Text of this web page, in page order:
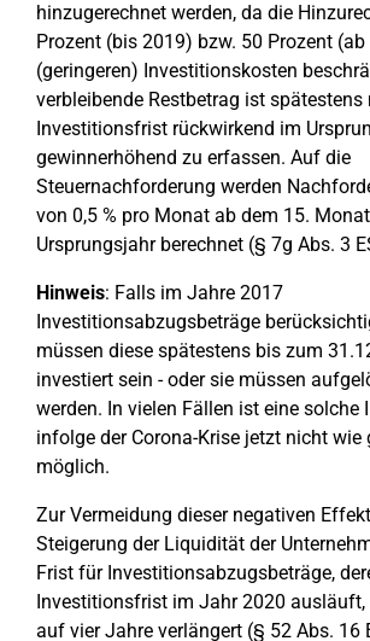
hinzugerechnet werden, da die
Prozent (bis 2019) bzw. 50 Prozent
(geringeren) Investitionskosten
verbleibende Restbetrag ist
Investitionsfrist rückwirkend im
gewinnerhöhend zu erfassen. Auf die
Steuernachforderung werden
von 0,5 % pro Monat ab dem 15.
Ursprungsjahr berechnet (§ 7g Abs. 3
Hinweis: Falls im Jahre 2017
Investitionsabzugsbeträge
müssen diese spätestens bis zum
investiert sein - oder sie müssen
werden. In vielen Fällen ist eine solche
infolge der Corona-Krise jetzt nicht wie
möglich.
Zur Vermeidung dieser negativen
Steigerung der Liquidität der
Frist für Investitionsabzugsbeträge,
Investitionsfrist im Jahr 2020 ausläuft,
auf vier Jahre verlängert (§ 52 Abs. 16